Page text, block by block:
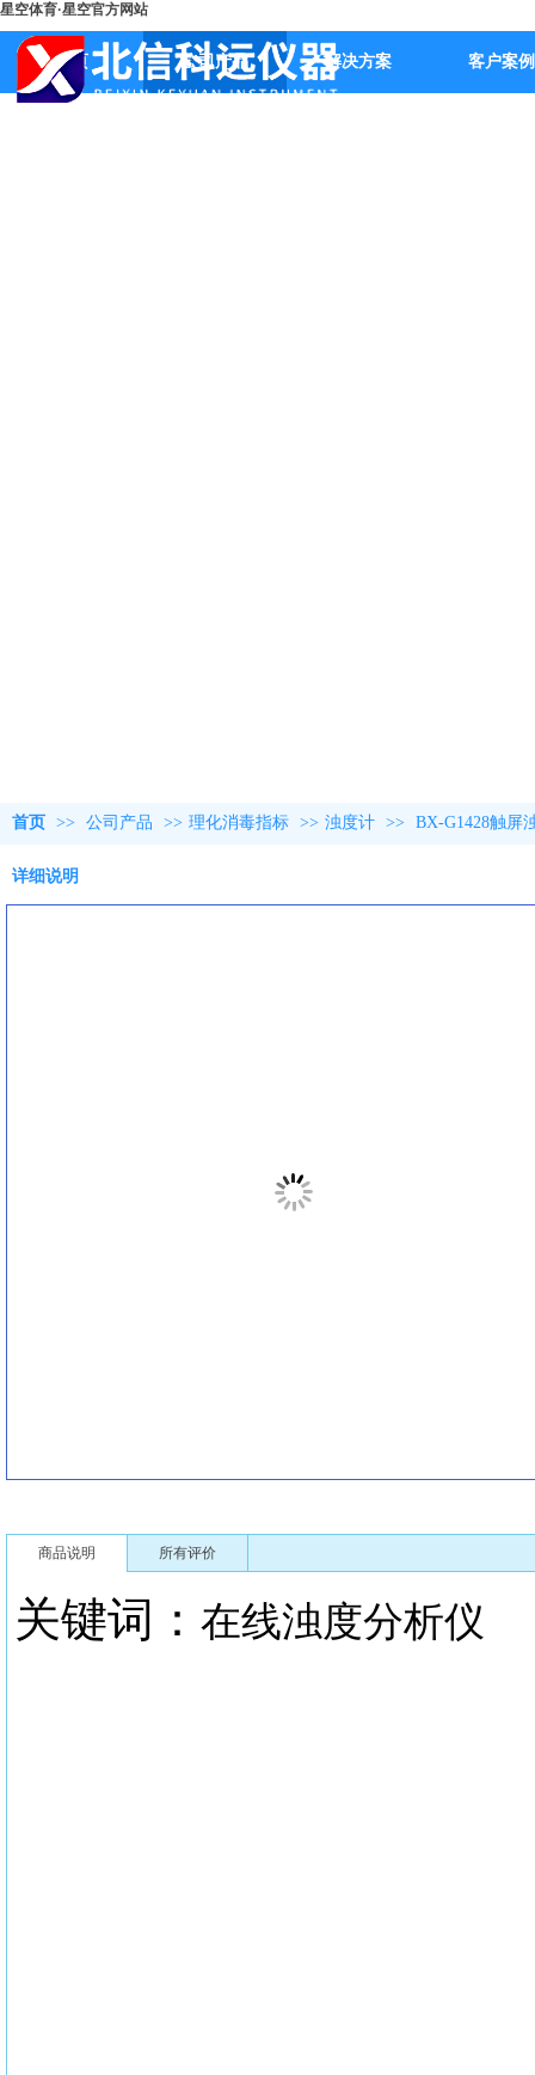
星空体育·星空官方网站
首页 公司产品 解决方案 客户案例
首页 >> 公司产品 >> 理化消毒指标 >> 浊度计 >> BX-G1428触屏
详细说明
商品说明 所有评价
关键词： 在线浊度分析仪